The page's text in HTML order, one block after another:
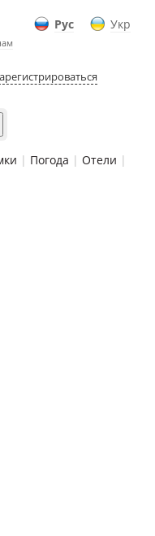
Рус Укр
| Погода | Отели |